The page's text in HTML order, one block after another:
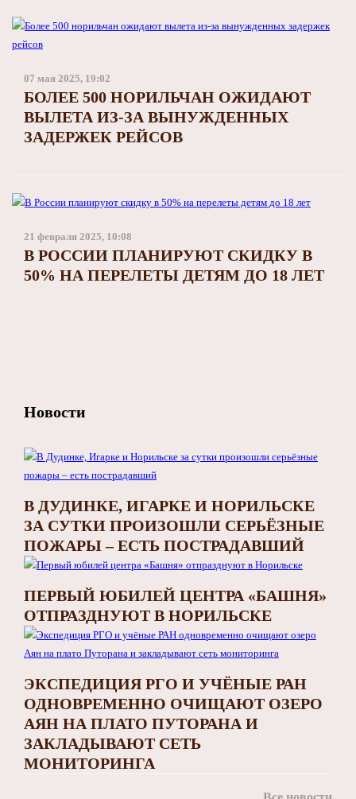
07 мая 2025, 19:02
БОЛЕЕ 500 НОРИЛЬЧАН ОЖИДАЮТ
ВЫЛЕТА ИЗ-ЗА ВЫНУЖДЕННЫХ
ЗАДЕРЖЕК РЕЙСОВ
21 февраля 2025, 10:08
В РОССИИ ПЛАНИРУЮТ СКИДКУ В
50% НА ПЕРЕЛЕТЫ ДЕТЯМ ДО 18 ЛЕТ
Новости
В ДУДИНКЕ, ИГАРКЕ И НОРИЛЬСКЕ
ЗА СУТКИ ПРОИЗОШЛИ СЕРЬЁЗНЫЕ
ПОЖАРЫ – ЕСТЬ ПОСТРАДАВШИЙ
ПЕРВЫЙ ЮБИЛЕЙ ЦЕНТРА «БАШНЯ»
ОТПРАЗДНУЮТ В НОРИЛЬСКЕ
ЭКСПЕДИЦИЯ РГО И УЧЁНЫЕ РАН
ОДНОВРЕМЕННО ОЧИЩАЮТ ОЗЕРО
АЯН НА ПЛАТО ПУТОРАНА И
ЗАКЛАДЫВАЮТ СЕТЬ
МОНИТОРИНГА